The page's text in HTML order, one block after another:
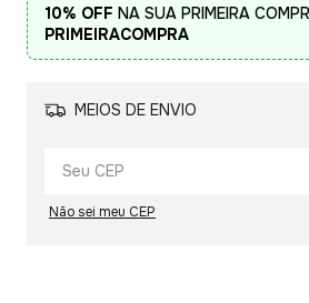
10% OFF NA SUA PRIMEIRA
PRIMEIRACOMPRA
MEIOS DE ENVIO
Não sei meu CEP